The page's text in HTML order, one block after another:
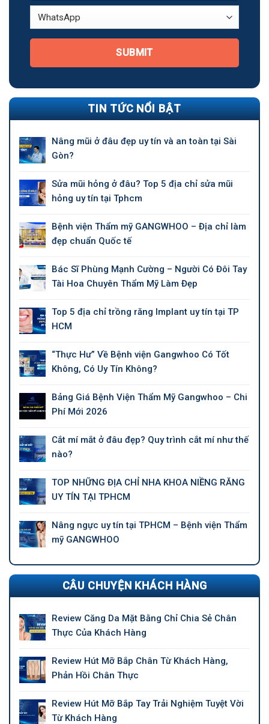
SUBMIT
TIN TỨC NỔI BẬT
Nâng mũi ở đâu đẹp uy tín và an toàn tại Sài
Gòn?
Sửa mũi hỏng ở đâu? Top 5 địa chỉ sửa mũi
hỏng uy tín tại Tphcm
Bệnh viện Thẩm mỹ GANGWHOO – Địa chỉ làm
đẹp chuẩn Quốc tế
Bác Sĩ Phùng Mạnh Cường – Người Có Đôi Tay
Tài Hoa Chuyên Thẩm Mỹ Làm Đẹp
Top 5 địa chỉ trồng răng Implant uy tín tại TP
HCM
“Thực Hư” Về Bệnh viện Gangwhoo Có Tốt
Không, Có Uy Tín Không?
Bảng Giá Bệnh Viện Thẩm Mỹ Gangwhoo – Chi
Phí Mới 2026
Cắt mí mắt ở đâu đẹp? Quy trình cắt mí như thế
nào?
TOP NHỮNG ĐỊA CHỈ NHA KHOA NIỀNG RĂNG
UY TÍN TẠI TPHCM
Nâng ngực uy tín tại TPHCM – Bệnh viện Thẩm
mỹ GANGWHOO
CÂU CHUYỆN KHÁCH HÀNG
Review Căng Da Mặt Bằng Chỉ Chia Sẻ Chân
Thực Của Khách Hàng
Review Hút Mỡ Bắp Chân Từ Khách Hàng,
Phản Hồi Chân Thực
Review Hút Mỡ Bắp Tay Trải Nghiệm Tuyệt Vời
Từ Khách Hàng